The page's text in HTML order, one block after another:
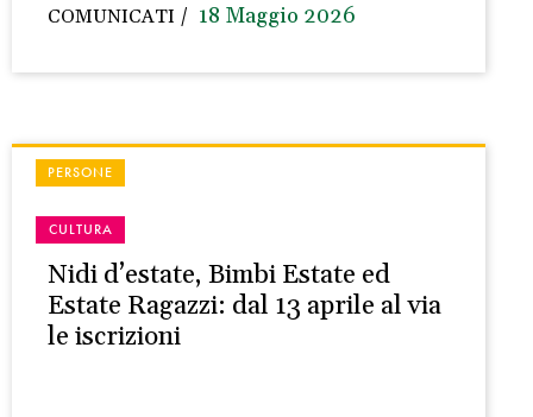
COMUNICATI 18 Maggio 2026
PERSONE
CULTURA
Nidi d’estate, Bimbi Estate ed
Estate Ragazzi: dal 13 aprile al via
le iscrizioni